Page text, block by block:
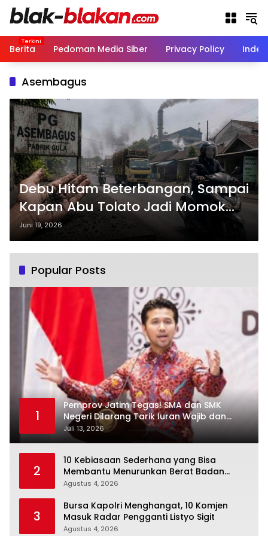
Langsung
Berita
Pedoman Media Siber Privacy Policy
Asembagus
Debu Hitam Beterbangan, Sampai
Kapan Abu Tolato Jadi Momok
Warga Asembagus?
Juni 19, 2026
Popular Posts
1
Pemprov Jatim Tegas! SMA dan SMK
Negeri Dilarang Tarik Iuran Wajib dan
Paksa Beli Seragam
Juli 13, 2026
2
10 Kebiasaan Sederhana yang Bisa
Membantu Menurunkan Berat Badan
Secara Konsisten
Agustus 4, 2026
3
Bursa Kapolri Menghangat, 10 Komjen
Masuk Radar Pengganti Listyo Sigit
Agustus 4, 2026